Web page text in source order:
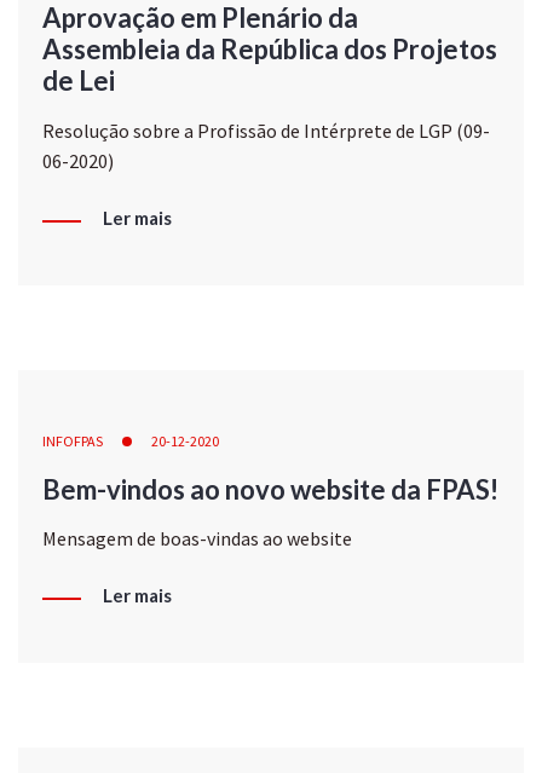
Aprovação em Plenário da
Assembleia da República dos Projetos
de Lei
Resolução sobre a Profissão de Intérprete de LGP (09-
06-2020)
Ler mais
INFOFPAS 20-12-2020
Bem-vindos ao novo website da FPAS!
Mensagem de boas-vindas ao website
Ler mais